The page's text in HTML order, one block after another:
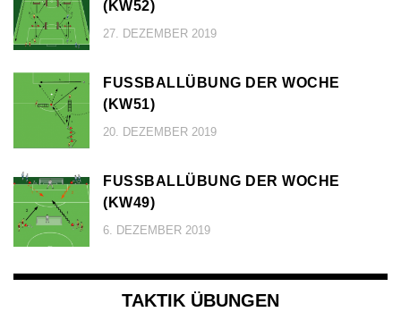
KW52)
27. DEZEMBER 2019
FUSSBALLÜBUNG DER WOCHE (
KW51)
20. DEZEMBER 2019
FUSSBALLÜBUNG DER WOCHE (
KW49)
6. DEZEMBER 2019
TAKTIK ÜBUNGEN